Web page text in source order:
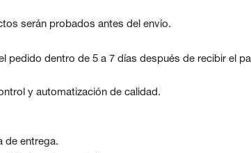
serán probados antes del envío.
pedido dentro de 5 a 7 días después de recibir el
y automatización de calidad.
de entrega.